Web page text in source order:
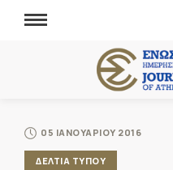
05 ΙΑΝΟΥΑΡΙΟΥ 2016
ΔΕΛΤΙΑ ΤΥΠΟΥ